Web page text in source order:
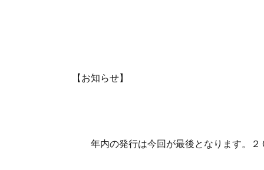
【お知らせ】
年内の発行は今回が最後となります。２